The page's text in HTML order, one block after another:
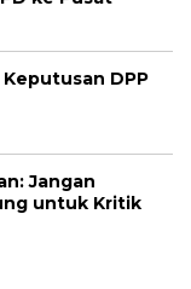
DPP
Jangan
untuk Kritik